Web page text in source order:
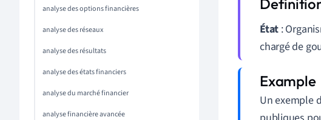
analyse des options financières
analyse des réseaux
analyse des résultats
analyse des états financiers
analyse du marché financier
analyse financière avancée
État :
chargé de
Un exemple